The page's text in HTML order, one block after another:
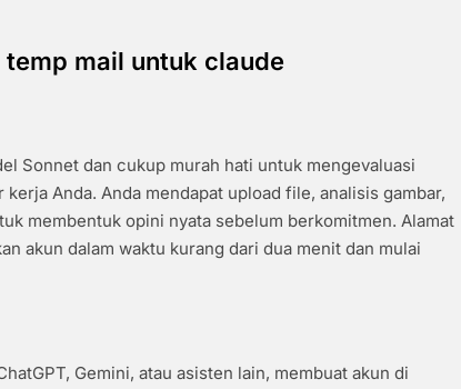
mail untuk claude
Sonnet dan cukup murah hati untuk mengevaluasi
Anda. Anda mendapat upload file, analisis gambar,
membentuk opini nyata sebelum berkomitmen. Alamat
akun dalam waktu kurang dari dua menit dan mulai
Gemini, atau asisten lain, membuat akun di